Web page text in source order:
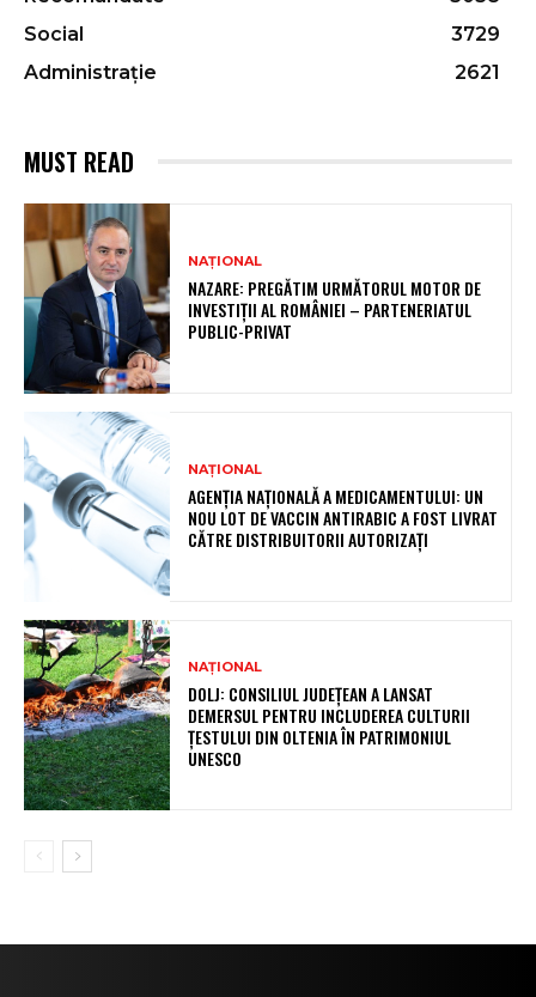
Social
3729
Administrație
2621
MUST READ
NAȚIONAL
NAZARE: PREGĂTIM URMĂTORUL MOTOR DE
INVESTIȚII AL ROMÂNIEI – PARTENERIATUL
PUBLIC-PRIVAT
NAȚIONAL
AGENȚIA NAȚIONALĂ A MEDICAMENTULUI: UN
NOU LOT DE VACCIN ANTIRABIC A FOST LIVRAT
CĂTRE DISTRIBUITORII AUTORIZAȚI
NAȚIONAL
DOLJ: CONSILIUL JUDEȚEAN A LANSAT
DEMERSUL PENTRU INCLUDEREA CULTURII
ȚESTULUI DIN OLTENIA ÎN PATRIMONIUL
UNESCO